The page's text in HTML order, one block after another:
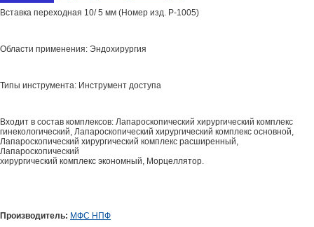
Вставка переходная 10/ 5 мм (Номер изд. P-1005)
Области применения: Эндохирургия
Типы инструмента: Инструмент доступа
Входит в состав комплексов: Лапароскопический хирургический комплекс
гинекологический, Лапароскопический хирургический комплекс основной,
Лапароскопический хирургический комплекс расширенный,
Лапароскопический
хирургический комплекс экономный, Морцеллятор.
Производитель: МФС НПФ